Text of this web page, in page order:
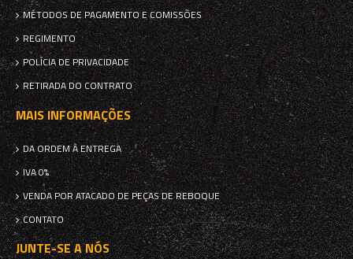
MÉTODOS DE PAGAMENTO E COMISSÕES
REGIMENTO
POLÍCIA DE PRIVACIDADE
RETIRADA DO CONTRATO
MAIS INFORMAÇÕES
DA ORDEM À ENTREGA
IVA 0%
VENDA POR ATACADO DE PEÇAS DE REBOQUE
CONTATO
JUNTE-SE A NÓS